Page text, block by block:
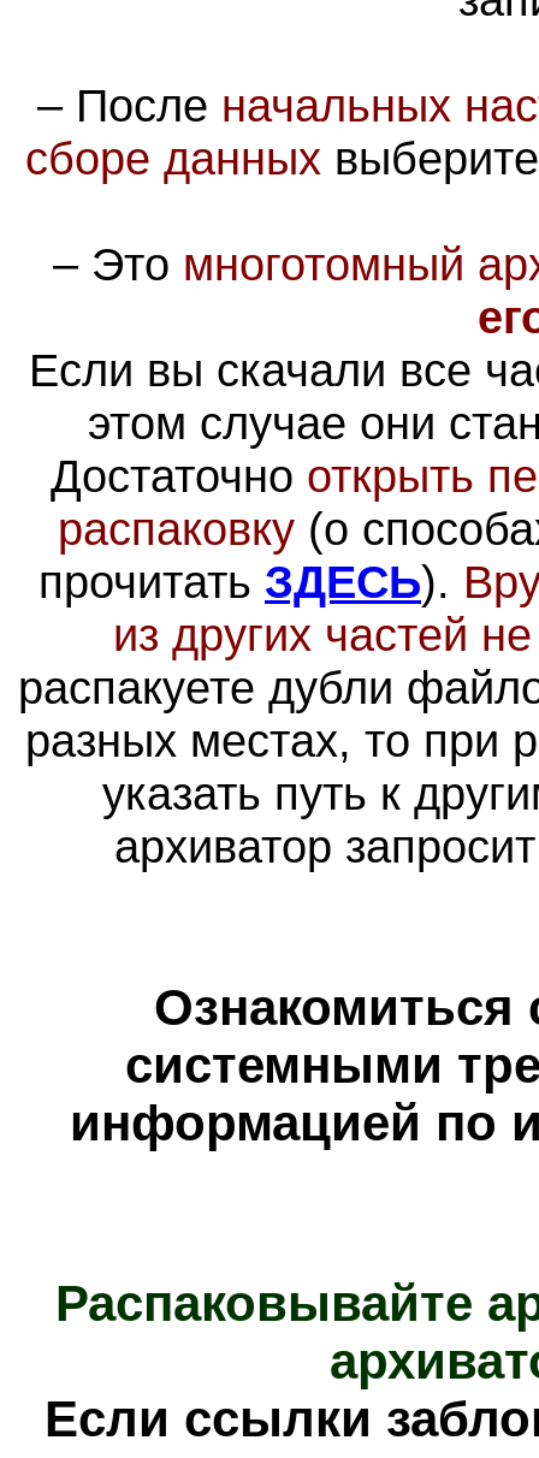
– После начальных
сборе данных
– Это многотомный
Если вы скачали все
этом случае они
Достаточно открыть
распаковку (о
прочитать ЗДЕСЬ).
из других частей
распакуете дубли
разных местах, то при
указать путь к
архиватор
Ознакомиться
системными
информацией по
Распаковывайте
Если ссылки